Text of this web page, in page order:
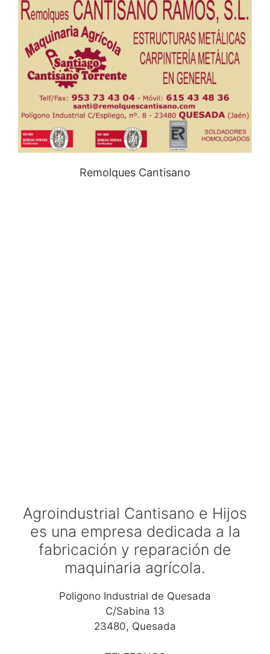
Remolques Cantisano
Agroindustrial Cantisano e Hijos
es una empresa dedicada a la
fabricación y reparación de
maquinaria agrícola.
Poligono Industrial de Quesada
C/Sabina 13
23480, Quesada